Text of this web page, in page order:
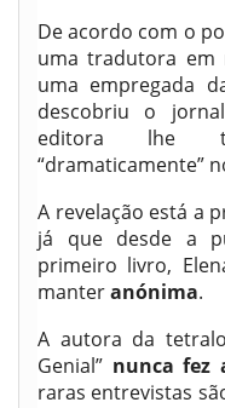
De acordo com o
uma tradutora em
uma empregada
descobriu o
editora lhe
“dramaticamente”
A revelação está a
já que desde a
primeiro livro,
manteranónima.
A autora da
Genial” nunca fez
raras entrevistas